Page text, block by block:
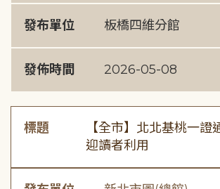
發布單位 板橋四維分館
發佈時間 2026-05-08
標題
【全市】北北基桃一證
迎讀者利用